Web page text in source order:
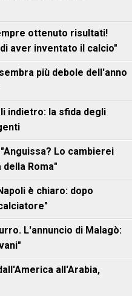
ottenuto risultati!
aver inventato il calcio"
più debole dell'anno
indietro: la sfida degli
Lo cambierei
Roma"
è chiaro: dopo
L'annuncio di Malagò:
all'Arabia,